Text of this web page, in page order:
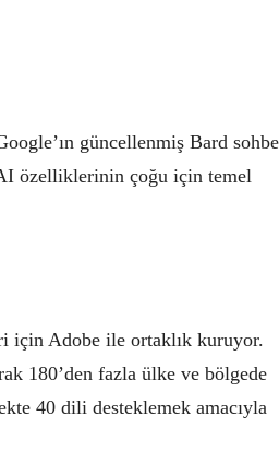
güncellenmiş Bard
özelliklerinin çoğu için temel
için Adobe ile ortaklık kuruyor.
180’den fazla ülke ve bölgede
40 dili desteklemek amacıyla